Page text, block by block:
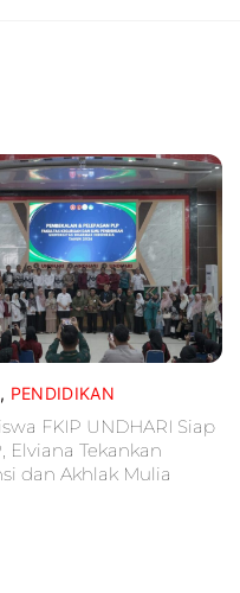
, PENDIDIKAN
FKIP UNDHARI Siap
Elviana Tekankan
dan Akhlak Mulia